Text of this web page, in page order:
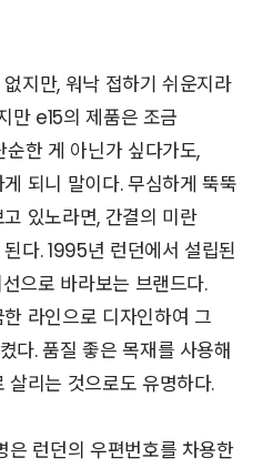
지만, 워낙 접하기 쉬운지라
만 e15의 제품은 조금
한 게 아닌가 싶다가도,
되니 말이다. 무심하게 뚝뚝
있노라면, 간결의 미란
다. 1995년 런던에서 설립된
으로 바라보는 브랜드다.
라인으로 디자인하여 그
다. 품질 좋은 목재를 사용해
리는 것으로도 유명하다.
은 런던의 우편번호를 차용한